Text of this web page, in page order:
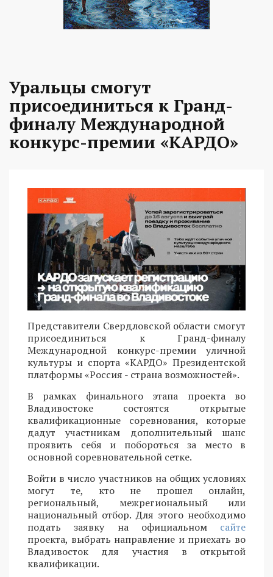
Уральцы смогут
присоединиться к Гранд-
финалу Международной
конкурс-премии «КАРДО»
Представители Свердловской области смогут
присоединиться к Гранд-финалу
Международной конкурс-премии уличной
культуры и спорта «КАРДО» Президентской
платформы «Россия - страна возможностей».
В рамках финального этапа проекта во
Владивостоке состоятся открытые
квалификационные соревнования, которые
дадут участникам дополнительный шанс
проявить себя и побороться за место в
основной соревновательной сетке.
Войти в число участников на общих условиях
могут те, кто не прошел онлайн,
региональный, межрегиональный или
национальный отбор. Для этого необходимо
подать заявку на официальном сайте
проекта, выбрать направление и приехать во
Владивосток для участия в открытой
квалификации.